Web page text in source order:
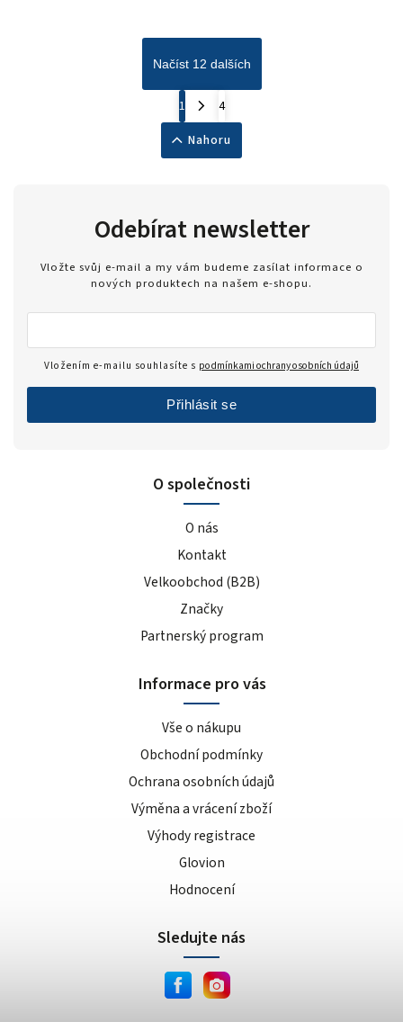
Načíst 12 dalších
1
4
Nahoru
O společnosti
O nás
Kontakt
Velkoobchod (B2B)
Značky
Partnerský program
Informace pro vás
Vše o nákupu
Obchodní podmínky
Ochrana osobních údajů
Výměna a vrácení zboží
Výhody registrace
Glovion
Hodnocení
Odebírat newsletter
Vložte svůj e-mail a my vám budeme zasílat informace o
nových produktech na našem e-shopu.
Vložením e-mailu souhlasíte s podmínkami ochrany osobních údajů
Přihlásit se
Sledujte nás